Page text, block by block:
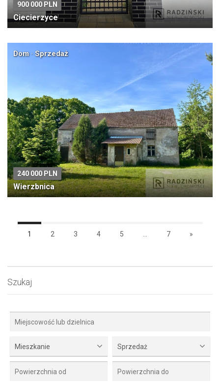
900 000 PLN
Ciecierzyce
Dom · Sprzedaż
240 000 PLN
Wierzbnica
1 2 3 4 5 7 »
Szukaj
Mieszkanie Sprzedaż